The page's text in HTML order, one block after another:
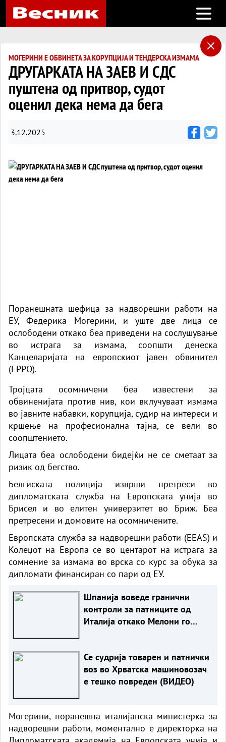
Open
МОГЕРИНИ Е ОБВИНЕТА ЗА КОРУПЦИЈА И ТЕНДЕРСКА ИЗМАМА
ДРУГАРКАТА НА ЗАЕВ И СДС
пуштена од притвор, судот
оценил дека нема да бега
3.12.2025
Поранешната шефица за надворешни работи на
ЕУ, Федерика Могерини, и уште две лица се
ослободени откако беа приведени на сослушување
во истрага за измама, соопшти денеска
Канцеларијата на европскиот јавен обвинител
(EPPO).
Тројцата осомничени беа известени за
обвиненијата против нив, кои вклучуваат измама
во јавните набавки, корупција, судир на интереси и
кршење на професионална тајна, се вели во
соопштението.
Лицата беа ослободени бидејќи не се сметаат за
ризик од бегство.
Белгиската полиција изврши претреси во
дипломатската служба на Европската унија во
Брисел и во елитен универзитет во Бриж. Беа
претресени и домовите на осомничените.
Европската служба за надворешни работи (EEAS) и
Колеџот на Европа се во центарот на истрага за
сомнение за измама во врска со курс за обука за
дипломати финансиран со пари од ЕУ.
Шпанија воведе гранични
контроли за патниците од
Италија откако Мелони го
Се судрија товарен и патнички
воз во Хрватска машиновозач
е тешко повреден (ВИДЕО)
Могерини, поранешна италијанска министерка за
надворешни работи, моментално е директорка на